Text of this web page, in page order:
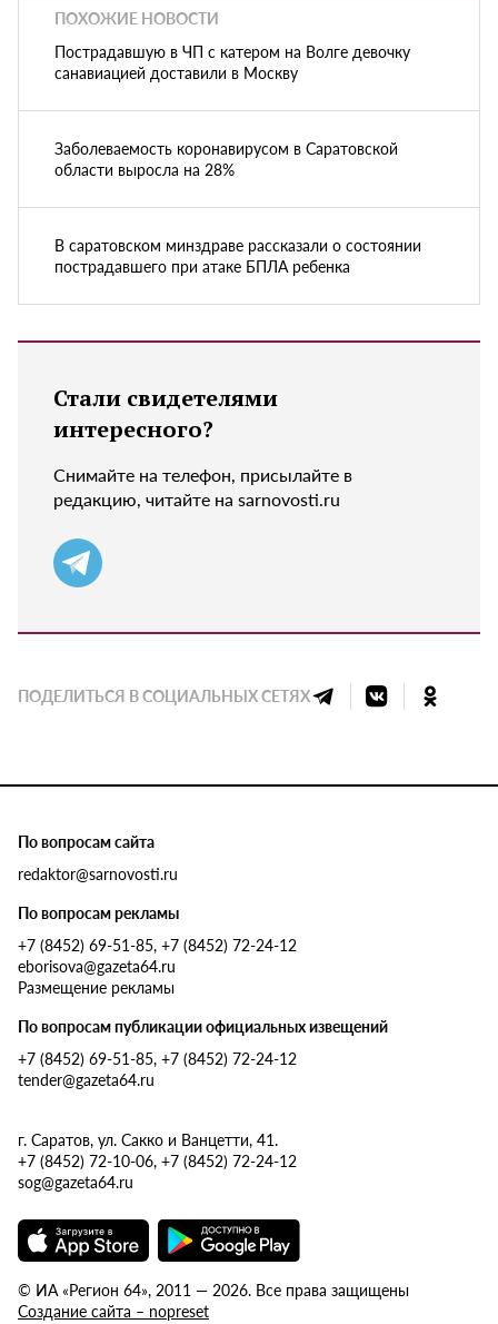
ПОХОЖИЕ НОВОСТИ
Пострадавшую в ЧП с катером на Волге девочку
санавиацией доставили в Москву
Заболеваемость коронавирусом в Саратовской
области выросла на 28%
В саратовском минздраве рассказали о состоянии
пострадавшего при атаке БПЛА ребенка
Стали свидетелями
интересного?
Снимайте на телефон, присылайте в
редакцию, читайте на sarnovosti.ru
ПОДЕЛИТЬСЯ В СОЦИАЛЬНЫХ СЕТЯХ
По вопросам сайта
redaktor@sarnovosti.ru
По вопросам рекламы
+7 (8452) 69-51-85, +7 (8452) 72-24-12
eborisova@gazeta64.ru
Размещение рекламы
По вопросам публикации официальных извещений
+7 (8452) 69-51-85, +7 (8452) 72-24-12
tender@gazeta64.ru
г. Саратов, ул. Сакко и Ванцетти, 41.
+7 (8452) 72-10-06, +7 (8452) 72-24-12
sog@gazeta64.ru
© ИА «Регион 64», 2011 — 2026. Все права защищены
Создание сайта – nopreset